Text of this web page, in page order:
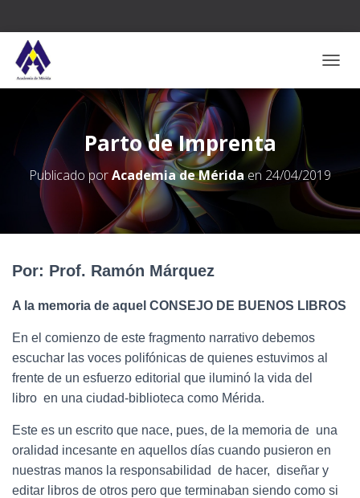
Parto de Imprenta
Publicado porAcademia de Mérida en 24/04/2019
Por: Prof. Ramón Márquez
A la memoria de aquel CONSEJO DE BUENOS LIBROS
En el comienzo de este fragmento narrativo debemos
escuchar las voces polifónicas de quienes estuvimos al
frente de un esfuerzo editorial que iluminó la vida del
libro en una ciudad-biblioteca como Mérida.
Este es un escrito que nace, pues, de la memoria de una
oralidad incesante en aquellos días cuando pusieron en
nuestras manos la responsabilidad de hacer, diseñar y
editar libros de otros pero que terminaban siendo como si